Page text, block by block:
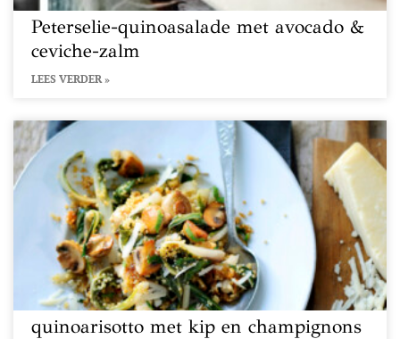
Peterselie-quinoasalade met avocado &
ceviche-zalm
LEES VERDER »
quinoarisotto met kip en champignons